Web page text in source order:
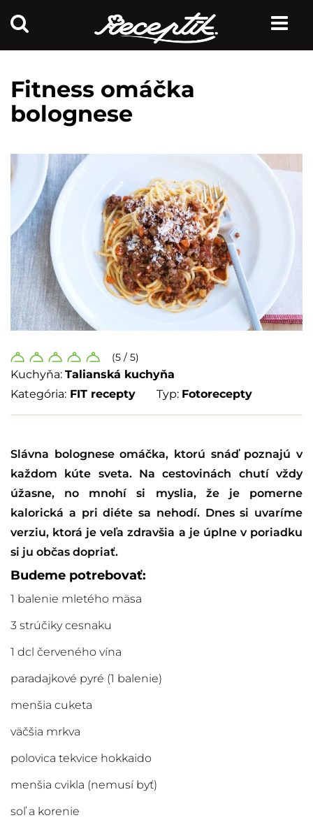
Fitness omáčka
bolognese
(5 / 5)
Kuchyňa: Talianská kuchyňa
Kategória: FIT recepty Typ: Fotorecepty
Slávna bolognese omáčka, ktorú snáď poznajú v
každom kúte sveta. Na cestovinách chutí vždy
úžasne, no mnohí si myslia, že je pomerne
kalorická a pri diéte sa nehodí. Dnes si uvaríme
verziu, ktorá je veľa zdravšia a je úplne v poriadku
si ju občas dopriať.
Budeme potrebovať:
1 balenie mletého mäsa
3 strúčiky cesnaku
1 dcl červeného vína
paradajkové pyré (1 balenie)
menšia cuketa
väčšia mrkva
polovica tekvice hokkaido
menšia cvikla (nemusí byť)
soľ a korenie